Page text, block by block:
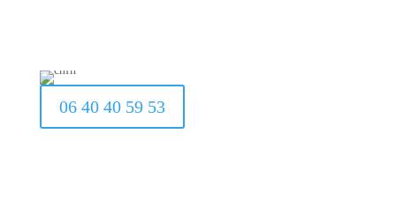
06 40 40 59 53